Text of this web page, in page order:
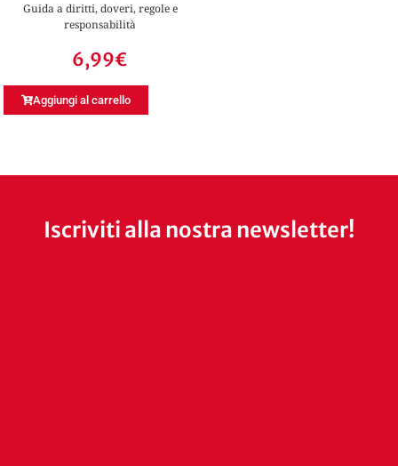
Guida a diritti, doveri, regole e
responsabilità
6,99€
Aggiungi al carrello
Iscriviti alla nostra newsletter!